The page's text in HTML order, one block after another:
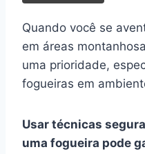
Quando você se
em áreas
uma prioridade,
fogueiras em
Usar técnicas
uma fogueira pode